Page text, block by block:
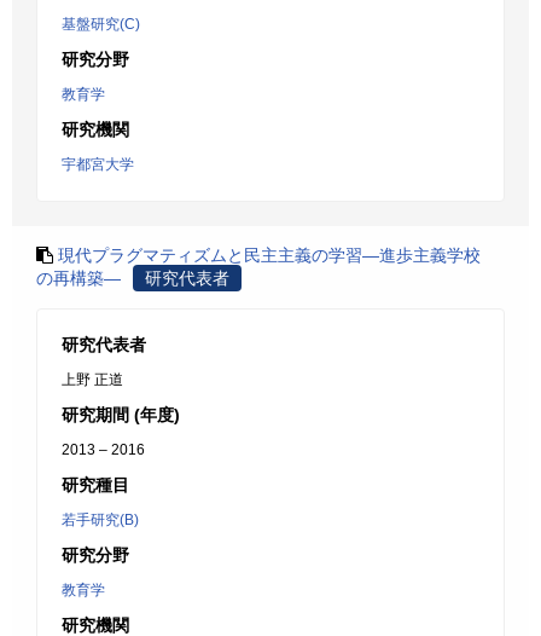
基盤研究(C)
研究分野
教育学
研究機関
宇都宮大学
現代プラグマティズムと民主主義の学習―進歩主義学校
の再構築―
研究代表者
研究代表者
上野 正道
研究期間 (年度)
2013 – 2016
研究種目
若手研究(B)
研究分野
教育学
研究機関